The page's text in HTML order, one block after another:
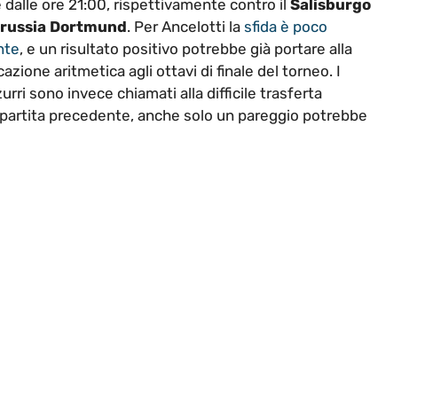
dalle ore 21:00, rispettivamente contro il Salisburgo
Dortmund. Per Ancelotti la sfida è poco
, e un risultato positivo potrebbe già portare alla
aritmetica agli ottavi di finale del torneo. I
sono invece chiamati alla difficile trasferta
precedente, anche solo un pareggio potrebbe